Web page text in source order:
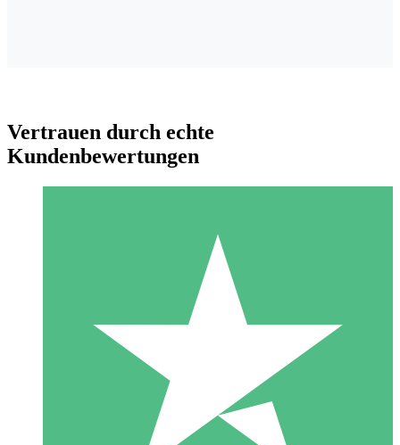
Individuelle Credit-Pakete
Zahlen Sie nach Bedarf mit Download-Credits. Keine
monatliche Verpflichtung erforderlich.
10 00
Vertrauen durch echte
Kundenbewertungen